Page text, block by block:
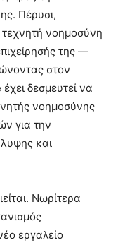
Πέρυσι,
τεχνητή νοημοσύνη
της —
στον
δεσμευτεί να
νοημοσύνης
για την
και
Νωρίτερα
εργαλείο